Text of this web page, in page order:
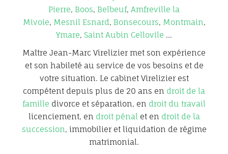
Pierre, Boos, Belbeuf, Amfreville la
Mivoie, Mesnil Esnard, Bonsecours, Montmain,
Ymare, Saint Aubin Cellovile …
Maître Jean-Marc Virelizier met son expérience
et son habileté au service de vos besoins et de
votre situation. Le cabinet Virelizier est
compétent depuis plus de 20 ans en droit de la
famille divorce et séparation, en droit du travail
licenciement, en droit pénal et en droit de la
succession, immobilier et liquidation de régime
matrimonial.